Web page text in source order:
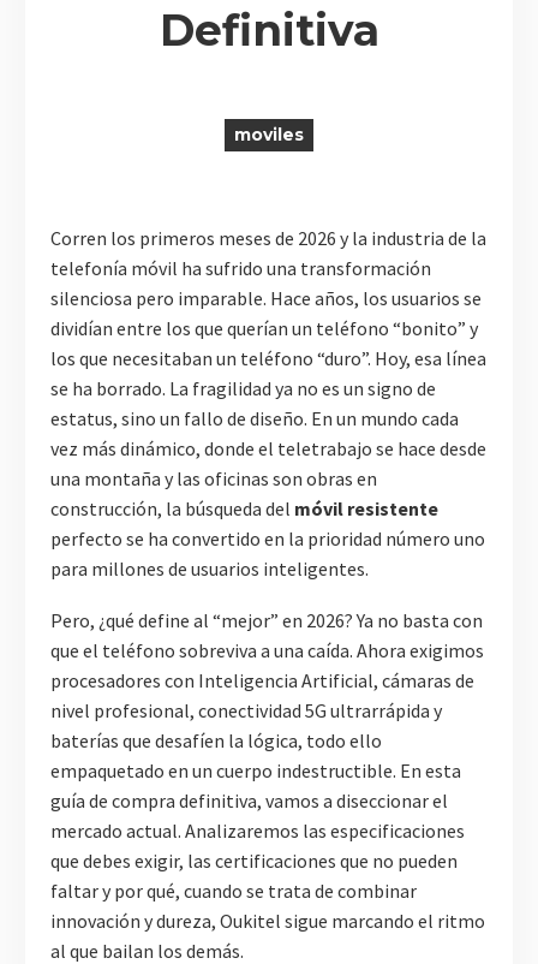
Definitiva
moviles
Corren los primeros meses de 2026 y la industria de la
telefonía móvil ha sufrido una transformación
silenciosa pero imparable. Hace años, los usuarios se
dividían entre los que querían un teléfono “bonito” y
los que necesitaban un teléfono “duro”. Hoy, esa línea
se ha borrado. La fragilidad ya no es un signo de
estatus, sino un fallo de diseño. En un mundo cada
vez más dinámico, donde el teletrabajo se hace desde
una montaña y las oficinas son obras en
construcción, la búsqueda del móvil resistente
perfecto se ha convertido en la prioridad número uno
para millones de usuarios inteligentes.
Pero, ¿qué define al “mejor” en 2026? Ya no basta con
que el teléfono sobreviva a una caída. Ahora exigimos
procesadores con Inteligencia Artificial, cámaras de
nivel profesional, conectividad 5G ultrarrápida y
baterías que desafíen la lógica, todo ello
empaquetado en un cuerpo indestructible. En esta
guía de compra definitiva, vamos a diseccionar el
mercado actual. Analizaremos las especificaciones
que debes exigir, las certificaciones que no pueden
faltar y por qué, cuando se trata de combinar
innovación y dureza, Oukitel sigue marcando el ritmo
al que bailan los demás.